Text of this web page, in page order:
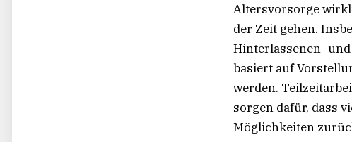
Altersvorsorge
der Zeit gehen.
Hinterlassenen-
basiert auf
werden.
sorgen dafür, dass
Möglichkeiten